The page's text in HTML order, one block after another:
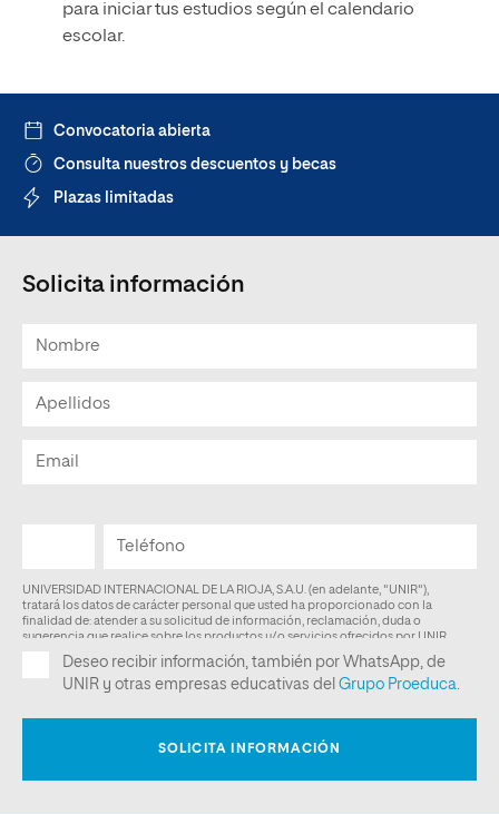
para iniciar tus estudios según el calendario
escolar.
Convocatoria abierta
Consulta nuestros descuentos y becas
Plazas limitadas
Solicita información